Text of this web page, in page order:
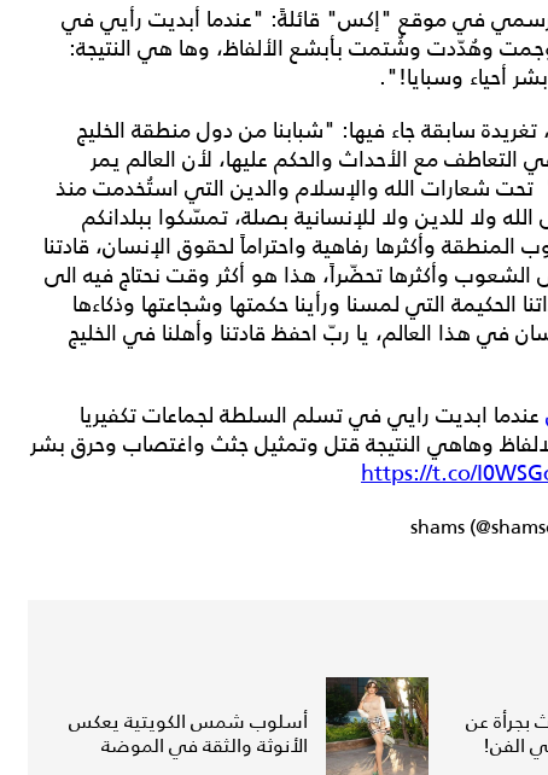
الرسمي في موقع "إكس" قائلةً: "عندما أبديت رأيي في
وهُدّدت وشُتمت بأبشع الألفاظ، وها هي النتيجة:
أحياء وسبايا!".
سابقة جاء فيها: "شبابنا من دول منطقة الخليج
مع الأحداث والحكم عليها، لأن العالم يمر
شعارات الله والإسلام والدين التي استُخدمت منذ
ولا للدين ولا للإنسانية بصلة، تمسّكوا ببلدانكم
وأكثرها رفاهية واحتراماً لحقوق الإنسان، قادتنا
وأكثرها تحضّراً، هذا هو أكثر وقت نحتاج فيه الى
الحكيمة التي لمسنا ورأينا حكمتها وشجاعتها وذكاءها
في هذا العالم، يا ربّ احفظ قادتنا وأهلنا في الخليج
عندما ابديت رايي في تسلم السلطة لجماعات تكفيريا
وهاهي النتيجة قتل وتمثيل جثث واغتصاب وحرق بشر
https://t.co/
بجرأة عن
الفن!
أسلوب شمس الكويتية يعكس
الأنوثة والثقة في الموضة